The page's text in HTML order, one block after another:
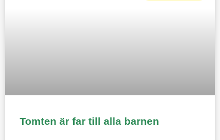
Tomten är far till alla barnen